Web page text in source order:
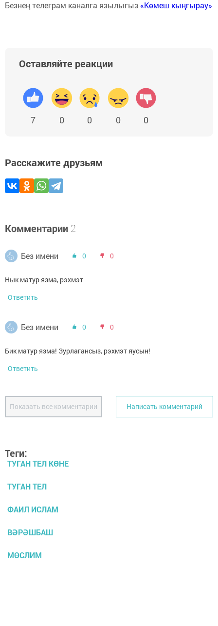
Безнең телеграм каналга язылыгыз «Көмеш кыңгырау»
Оставляйте реакции
7 0 0 0 0
Расскажите друзьям
Комментарии 2
Без имени 0 0
Нык матур язма, рэхмэт
Ответить
Без имени 0 0
Бик матур язма! Зурлагансыз, рэхмэт яусын!
Ответить
Показать все комментарии Написать комментарий
Теги:
ТУГАН ТЕЛ КӨНЕ
ТУГАН ТЕЛ
ФАИЛ ИСЛАМ
ВӘРӘШБАШ
МӨСЛИМ